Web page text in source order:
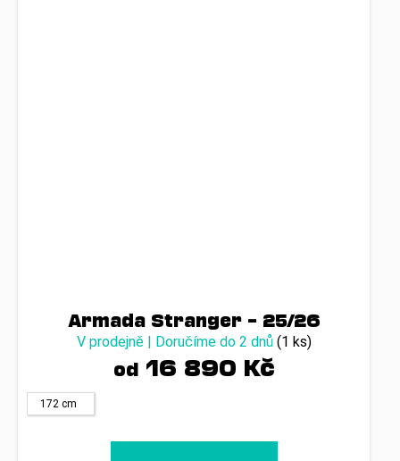
Armada Stranger – 25/26
V prodejně | Doručíme do 2 dnů (1 ks)
od16 890 Kč
172 cm